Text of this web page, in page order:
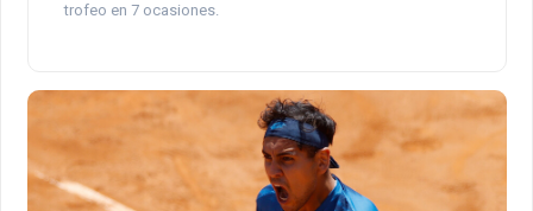
trofeo en 7 ocasiones.